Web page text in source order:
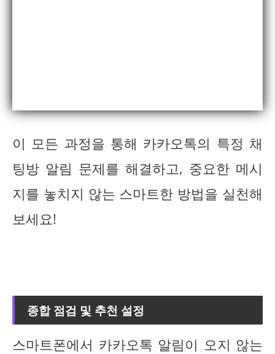
이 모든 과정을 통해 카카오톡의 특정 채
팅방 알림 문제를 해결하고, 중요한 메시
지를 놓치지 않는 스마트한 방법을 실천해
보세요!
종합 점검 및 추천 설정
스마트폰에서 카카오톡 알림이 오지 않는